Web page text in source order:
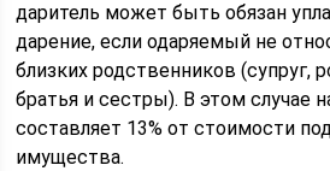
даритель может быть обязан
дарение, если одаряемый не
близких родственников (супруг,
братья и сестры). В этом случае
составляет 13% от стоимости
имущества.